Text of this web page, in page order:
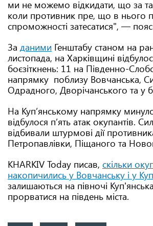
ми не можемо відкидати, що за
коли противник пре, що в нього
спроможності затесатися", —
За даними Генштабу станом на
листопада, на Харківщині
боєзіткнень: 11 на Південно-
напрямку поблизу Вовчанська,
Одрадного, Дворічанського та у
На Куп’янському напрямку
відбулося п’ять атак окупантів.
відбивали штурмові дії
Петропавлівки, Піщаного та
KHARKIV Today писав, скільки
накопичились у Вовчанську і у
залишаються на півночі
прорватися на південь міста.